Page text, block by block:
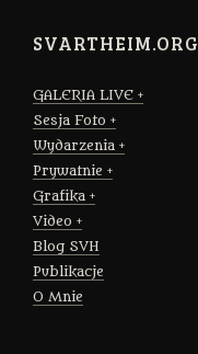
SVARTHEIM.ORG
GALERIA LIVE
Sesja Foto
Wydarzenia
Prywatnie
Grafika
Video
Blog SVH
Publikacje
O Mnie